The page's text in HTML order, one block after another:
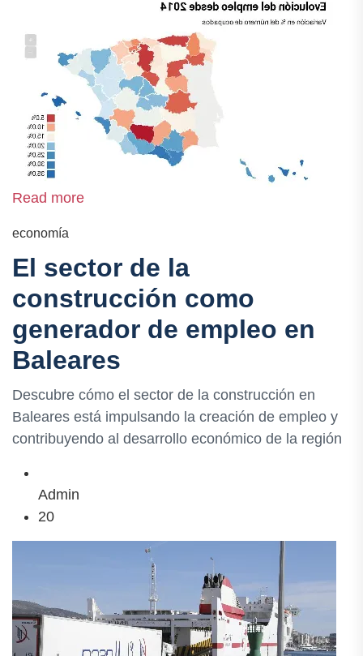
Read more
economía
El sector de la
construcción como
generador de empleo en
Baleares
Descubre cómo el sector de la construcción en
Baleares está impulsando la creación de empleo y
contribuyendo al desarrollo económico de la región
Admin
20